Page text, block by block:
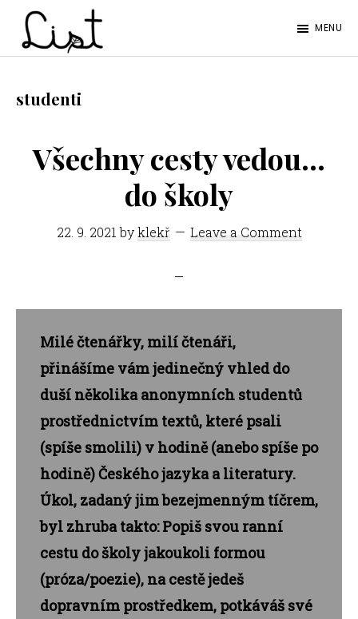
Skip
content
Skip
LIST
časopis
Litoměřice
MENU
studenti
Všechny cesty vedou…
do školy
22. 9. 2021 byklekř Leave a Comment
Milé čtenářky, milí čtenáři,
přinášíme vám jedinečný vhled do
duší několika anonymních studentů
prostřednictvím textů, které psali
(spíše smolili) v hodině (anebo spíše po
hodině) Českého jazyka a literatury.
Úkol, zadaný jim bezejmenným tíčrem,
byl zhruba takto: Popiš svou ranní
cestu do školy jakoukoli formou
(próza/poezie), na cestě jedeš
dopravním prostředkem, potkáváš své